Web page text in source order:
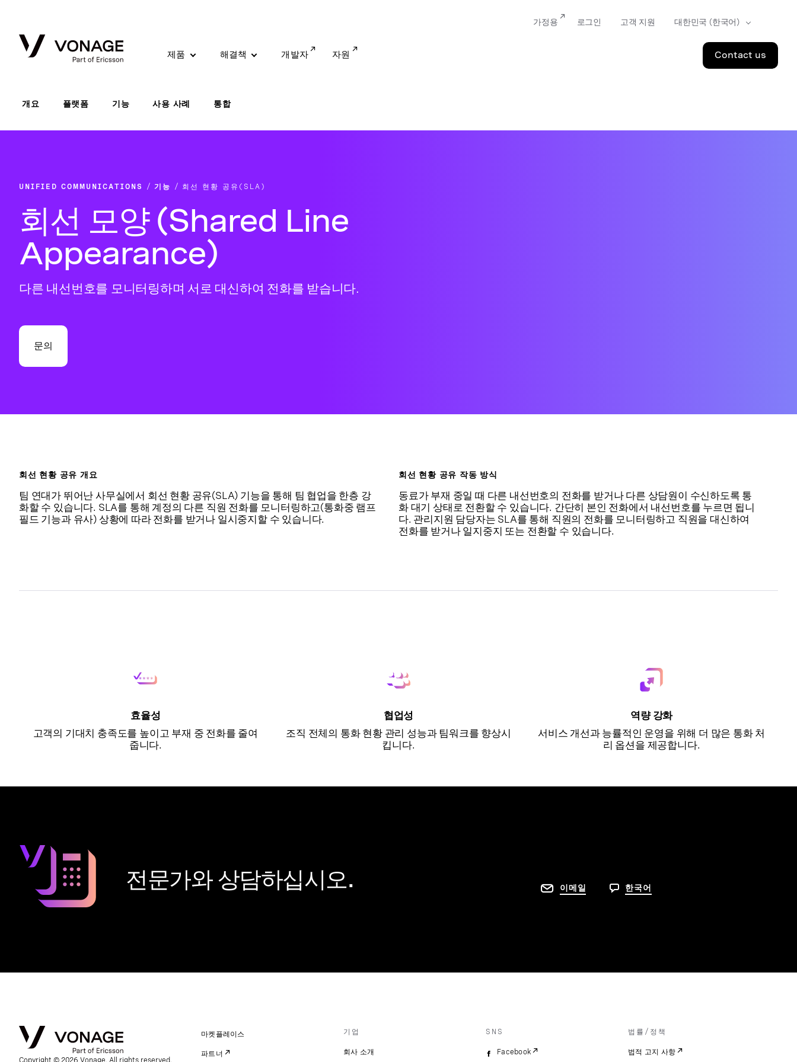
제품 해결책 개발자 자원 Contact us
가정용 로그인 고객 지원
개요 플랫폼 기능 사용 사례 통합
UNIFIED COMMUNICATIONS 기능 회선 현황 공유(SLA)
회선 모양 (Shared Line
Appearance)
다른 내선번호를 모니터링하며 서로 대신하여 전화를 받습니다.
문의
회선 현황 공유 개요
팀 연대가 뛰어난 사무실에서 회선 현황 공유(SLA) 기능을 통해 팀 협업을 한층 강
화할 수 있습니다. SLA를 통해 계정의 다른 직원 전화를 모니터링하고(통화중 램프
필드 기능과 유사) 상황에 따라 전화를 받거나 일시중지할 수 있습니다.
회선 현황 공유 작동 방식
동료가 부재 중일 때 다른 내선번호의 전화를 받거나 다른 상담원이 수신하도록 통
화 대기 상태로 전환할 수 있습니다. 간단히 본인 전화에서 내선번호를 누르면 됩니
다. 관리지원 담당자는 SLA를 통해 직원의 전화를 모니터링하고 직원을 대신하여
전화를 받거나 일지중지 또는 전환할 수 있습니다.
효율성
고객의 기대치 충족도를 높이고 부재 중 전화를 줄여
줍니다.
협업성
조직 전체의 통화 현황 관리 성능과 팀워크를 향상시
킵니다.
역량 강화
서비스 개선과 능률적인 운영을 위해 더 많은 통화 처
리 옵션을 제공합니다.
전문가와 상담하십시오. 이메일 한국어
마켓플레이스
파트너
기업
회사 소개
SNS
Facebook
법률/정책
법적 고지 사항